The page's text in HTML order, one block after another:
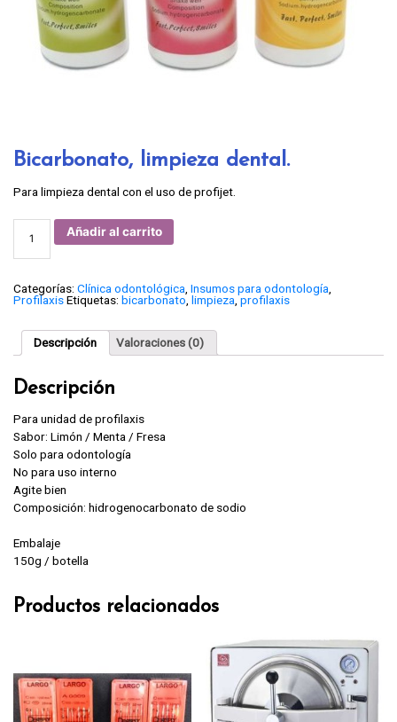
Bicarbonato, limpieza dental.
Para limpieza dental con el uso de profijet.
Bicarbonato,
limpieza
dental.
cantidad
Añadir al carrito
Categorías: Clínica odontológica Insumos para odontología
ProfilaxisEtiquetas: bicarbonato limpieza ,profilaxis
Descripción Valoraciones (0)
Descripción
Para unidad de profilaxis
Sabor: Limón / Menta / Fresa
Solo para odontología
No para uso interno
Agite bien
Composición: hidrogenocarbonato de sodio
Embalaje
150g / botella
Productos relacionados